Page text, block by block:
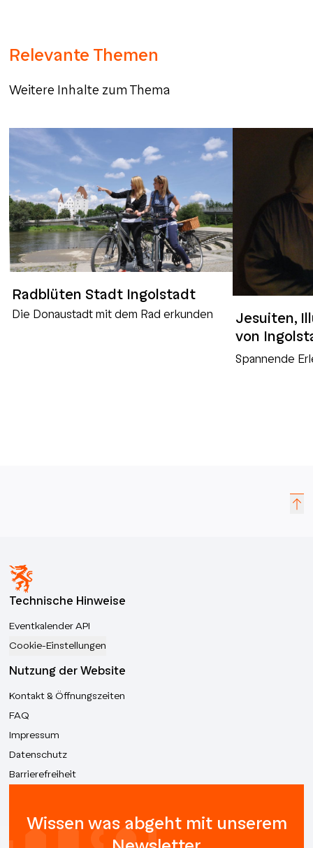
Relevante Themen
Weitere Inhalte zum Thema
Radblüten Stadt Ingolstadt
Die Donaustadt mit dem Rad erkunden
Jesuiten,
von
Spannende
Technische Hinweise
Eventkalender API
Cookie-Einstellungen
Nutzung der Website
Kontakt & Öffnungszeiten
FAQ
Impressum
Datenschutz
Barrierefreiheit
Wissen was abgeht mit unserem